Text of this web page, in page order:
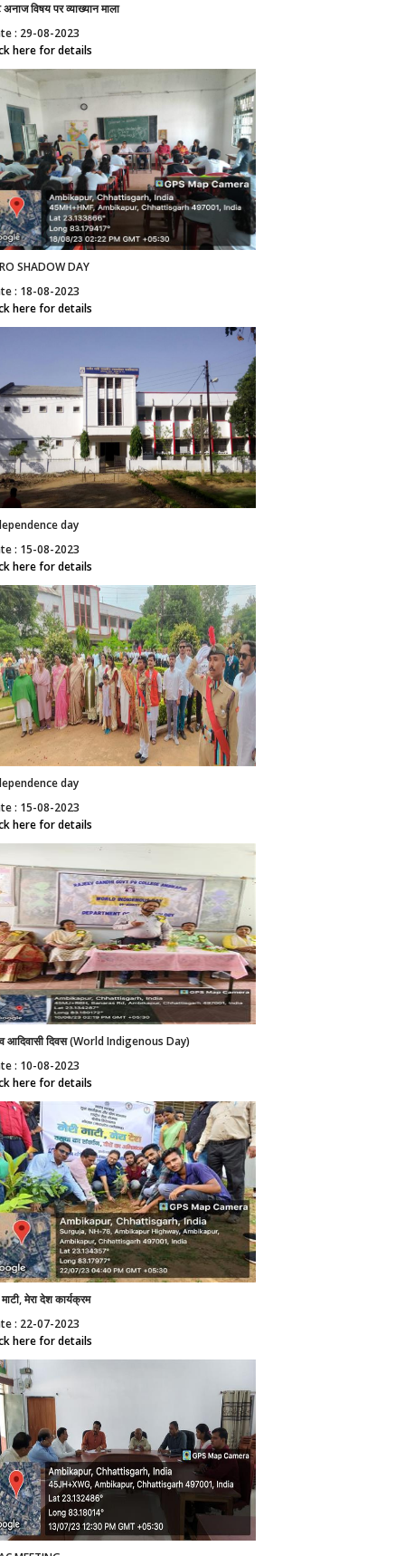
अनाज विषय पर व्याख्यान माला
: 29-08-2023
here for details
SHADOW DAY
: 18-08-2023
here for details
day
: 15-08-2023
here for details
day
: 15-08-2023
here for details
आदिवासी दिवस (World Indigenous Day)
: 10-08-2023
here for details
माटी, मेरा देश कार्यक्रम
: 22-07-2023
here for details